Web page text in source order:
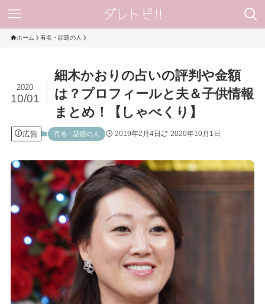
ホーム 有名・話題の人
細木かおりの占いの評判や金額
は？プロフィールと夫＆子供情報
まとめ！【しゃべくり】
2020
10/01
広告 有名・話題の人 2019年2月4日 2020年10月1日